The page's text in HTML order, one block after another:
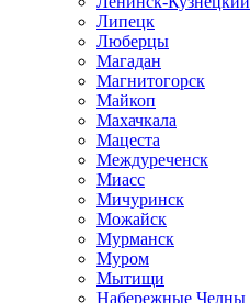
Липецк
Люберцы
Магадан
Магнитогорск
Майкоп
Махачкала
Мацеста
Междуреченск
Миасс
Мичуринск
Можайск
Мурманск
Муром
Мытищи
Набережные Челны